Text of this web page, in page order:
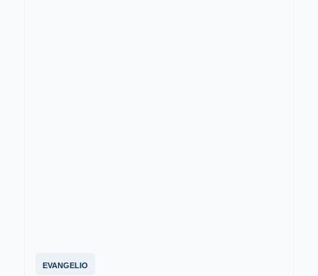
EVANGELIO